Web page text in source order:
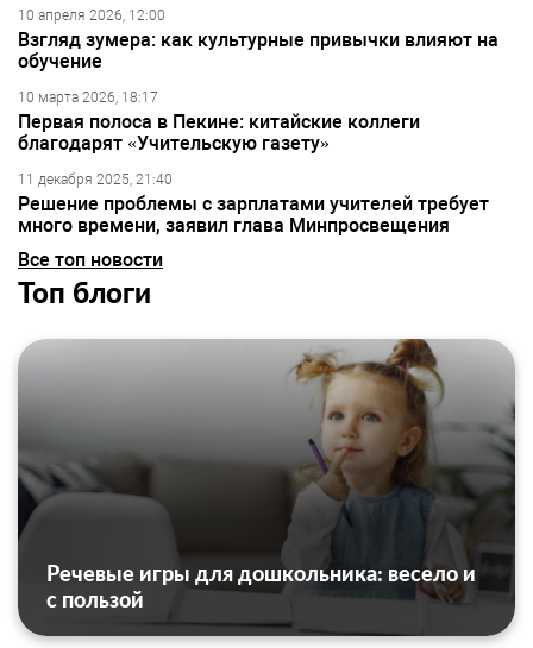
10 апреля 2026, 12:00
Взгляд зумера: как культурные привычки влияют на
обучение
10 марта 2026, 18:17
Первая полоса в Пекине: китайские коллеги
благодарят «Учительскую газету»
11 декабря 2025, 21:40
Решение проблемы с зарплатами учителей требует
много времени, заявил глава Минпросвещения
Все топ новости
Топ блоги
Речевые игры для дошкольника: весело и
с пользой